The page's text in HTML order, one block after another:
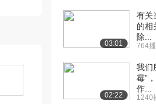
[8] 03.【第三章：区分观
察和评论】开...
[9] 04.【第四章：体会和
表达感受】被...
1.0万播放
03:01
有关
的相
除...
764
02:22
我们
霉”
作...
1240